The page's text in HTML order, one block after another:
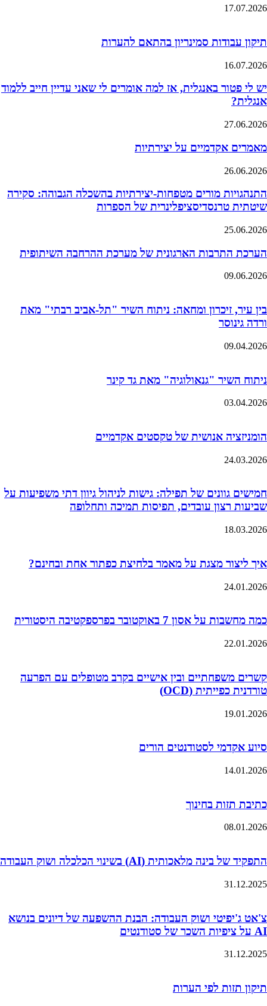
17.07.2026
תיקון עבודות סמינריון בהתאם להערות
16.07.2026
יש לי פטור באנגלית, אז למה אומרים לי שאני עדיין חייב ללמוד
אנגלית?
27.06.2026
מאמרים אקדמיים על יצירתיות
26.06.2026
התנהגויות מורים מטפחות-יצירתיות בהשכלה הגבוהה: סקירה
שיטתית טרנסדיסציפלינרית של הספרות
25.06.2026
הערכת התרבות הארגונית של מערכת ההרחבה השיתופית
09.06.2026
בין עיר, זיכרון ומחאה: ניתוח השיר "תל-אביב רבתי" מאת
ורדה גינוסר
09.04.2026
ניתוח השיר "גנאולוגיה" מאת גד קינר
03.04.2026
הומניזציה אנושית של טקסטים אקדמיים
24.03.2026
חמישים גוונים של תפילה: גישות לניהול גיוון דתי משפיעות על
שביעות רצון עובדים, תפיסות תמיכה ותחלופה
18.03.2026
איך ליצור מצגת על מאמר בלחיצת כפתור אחת ובחינם?
24.01.2026
כמה מחשבות על אסון 7 באוקטובר בפרספקטיבה היסטורית
22.01.2026
קשרים משפחתיים ובין אישיים בקרב מטופלים עם הפרעה
טורדנית כפייתית (OCD)
19.01.2026
סיוע אקדמי לסטודנטים הורים
14.01.2026
כתיבת תזות בחינוך
08.01.2026
התפקיד של בינה מלאכותית (AI) בשינוי הכלכלה ושוק העבודה
31.12.2025
צ'אט ג'יפיטי ושוק העבודה: הבנת ההשפעה של דיונים בנושא
AI על ציפיות השכר של סטודנטים
31.12.2025
תיקון תזות לפי הערות